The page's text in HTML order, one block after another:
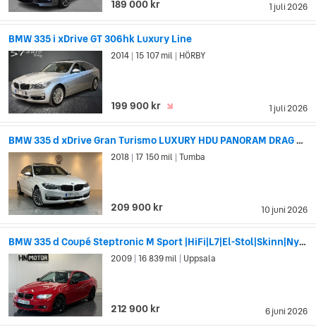
1 juli 2026
189 000 kr
BMW 335 i xDrive GT 306hk Luxury Line
1 juli 2026
2014 15 107 mil HÖRBY
199 900 kr
BMW 335 d xDrive Gran Turismo LUXURY HDU PANORAM DRAG H/K GPS
10 juni 2026
2018 17 150 mil Tumba
209 900 kr
BMW 335 d Coupé Steptronic M Sport |HiFi|L7|El-Stol|Skinn|NySer
6 juni 2026
2009 16 839 mil Uppsala
212 900 kr